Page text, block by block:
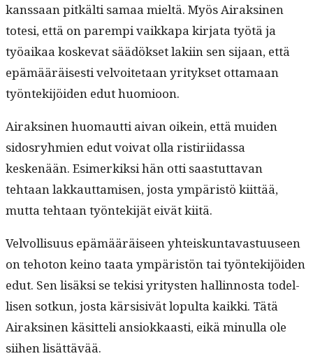
kanssaan pitkälti samaa mieltä. Myös Airaksi­nen
tote­si, että on parem­pi vaikka­pa kir­ja­ta työtä ja
työaikaa koske­vat säädök­set laki­in sen sijaan, että
epämääräis­es­ti velvoite­taan yri­tyk­set otta­maan
työn­tek­i­jöi­den edut huomioon.
Airaksi­nen huo­maut­ti aivan oikein, että muiden
sidos­ryh­mien edut voivat olla ris­tiri­idas­sa
keskenään. Esimerkik­si hän otti saas­tut­ta­van
tehtaan lakkaut­tamisen, jos­ta ympäristö kiit­tää,
mut­ta tehtaan työn­tek­i­jät eivät kiitä.
Velvol­lisu­us epämääräiseen yhteiskun­tavas­tu­useen
on teho­ton keino taa­ta ympäristön tai työn­tek­i­jöi­den
edut. Sen lisäk­si se tek­isi yri­tys­ten hallinnos­ta todel­
lisen sotkun, jos­ta kär­si­sivät lop­ul­ta kaik­ki. Tätä
Airaksi­nen käsit­teli ansiokkaasti, eikä min­ul­la ole
siihen lisättävää.